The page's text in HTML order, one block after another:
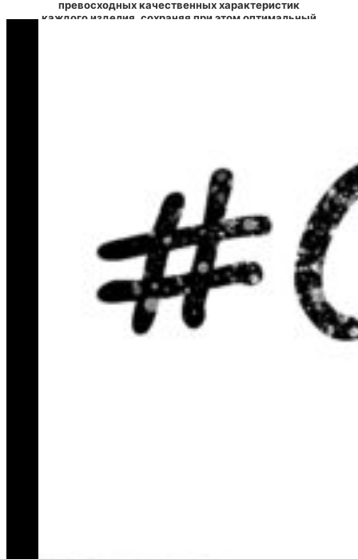
превосходных качественных характеристик
каждого изделия, сохраняя при этом оптимальный